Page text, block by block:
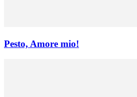
Pesto, Amore mio!